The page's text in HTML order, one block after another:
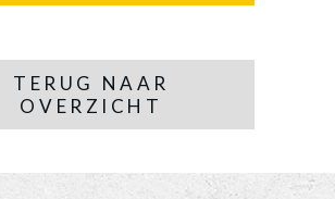
TERUG NAAR
OVERZICHT